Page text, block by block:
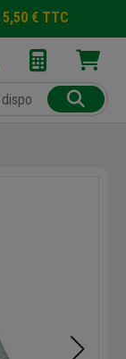
5,50 € TTC